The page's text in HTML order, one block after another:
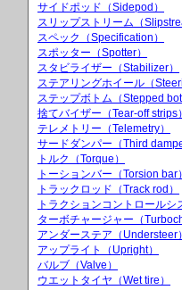
サイドポッド（Sidepod）
スリップストリーム（
スペック（Specification）
スポッター（Spotter）
スタビライザー（Stabilizer）
ステアリングホイール（
ステップボトム（Stepped
捨てバイザー（Tear-off strips）
テレメトリー（Telemetry）
サードダンパー（Third
トルク（Torque）
トーションバー（Torsion bar）
トラックロッド（Track rod）
トラクションコントロールシ
ターボチャージャー（
アンダーステア（Understeer）
アップライト（Upright）
バルブ（Valve）
ウエットタイヤ（Wet tire）